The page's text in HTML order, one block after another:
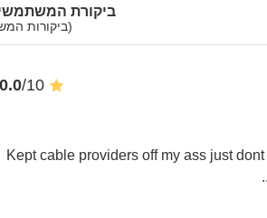
ביקורת
(ביקורות
/10
Kept cable providers off my ass just